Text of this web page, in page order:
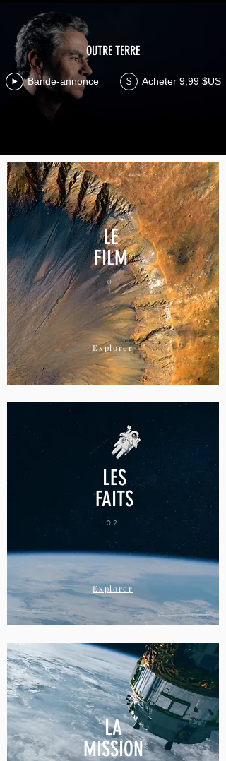
OUTRE TERRE
Bande-annonce $ Acheter 9,99 $US
LE
FILM
0
1
Explorer
LES
FAITS
02
Explorer
LA
MISSION